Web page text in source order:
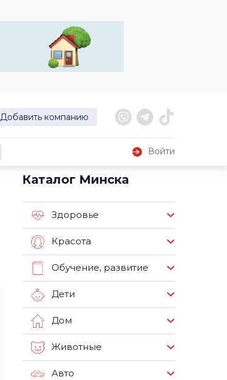
Добавить компанию
Войти
Каталог Минска
Здоровье
Красота
Обучение, развитие
Дети
Дом
Животные
Авто